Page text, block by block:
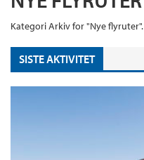
Kategori Arkiv for "Nye flyruter".
SISTE AKTIVITET